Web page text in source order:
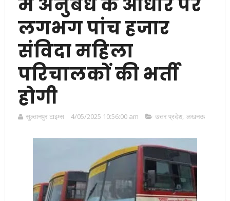
लगभग पांच हजार
संविदा महिला
परिचालकों की भर्ती
होगी
सुल्तानपुर टाइम्स 4/05/2025 10:56:00 am उत्तर प्रदेश, लखनऊ